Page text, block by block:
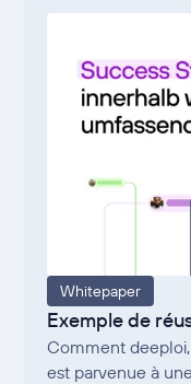
Whitepaper
Exemple de
Comment
est parvenue à